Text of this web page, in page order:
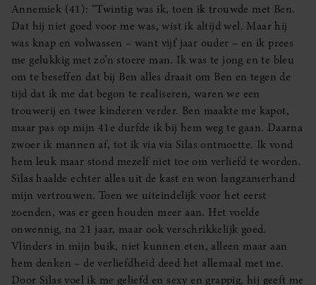
Annemiek (41): “Twintig was ik, toen ik trouwde met Ben.
Dat hij niet goed voor me was, wist ik altijd wel. Maar hij
was knap en volwassen – want vijf jaar ouder – en ik prees
me gelukkig met zo’n stoere man. Ik was te jong en te bleu
om te beseffen dat bij Ben alles draait om Ben en tegen de
tijd dat ik me dat begon te realiseren, waren we een
trouwerij en twee kinderen verder. Ben maakte me kapot,
maar pas op mijn 41e durfde ik bij hem weg te gaan. Daarna
zwoer ik mannen af, tot ik via via Silas ontmoette. Ik vond
hem leuk maar stond mezelf niet toe om verliefd te worden.
Silas haalde echter alles uit de kast en won langzamerhand
mijn vertrouwen. Toen we uiteindelijk voor het eerst
zoenden, was er geen houden meer aan. Het voelde
onwennig, na 21 jaar, maar ook verschrikkelijk goed.
Vlinders in mijn buik, niet kunnen eten, alleen maar aan
hem denken – de verliefdheid deed het allemaal met me.
Door Silas voel ik me geliefd en sexy en grappig, hij geeft me